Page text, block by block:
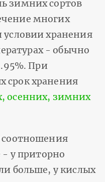
зимних сортов
многих
условии хранения
- обычно
При
срок хранения
осенних, зимних
соотношения
- у приторно
больше, у кислых